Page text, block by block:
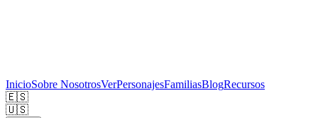
InicioSobre NosotrosVerPersonajesFamiliasBlogRecursos
🇪🇸
🇺🇸